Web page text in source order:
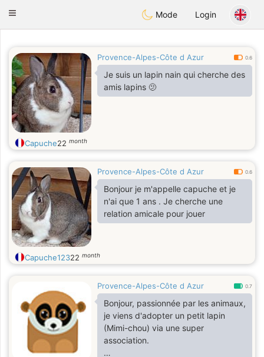
Animour
Toggle
Mode Login
Provence-Alpes-Côte d Azur 0.6
Je suis un lapin nain qui cherche des
amis lapins 🫤
Capuche22 month
Provence-Alpes-Côte d Azur 0.6
Bonjour je m'appelle capuche et je
n'ai que 1 ans . Je cherche une
relation amicale pour jouer
Capuche12322 month
Provence-Alpes-Côte d Azur 0.7
Bonjour, passionnée par les animaux,
je viens d'adopter un petit lapin
(Mimi-chou) via une super
association.